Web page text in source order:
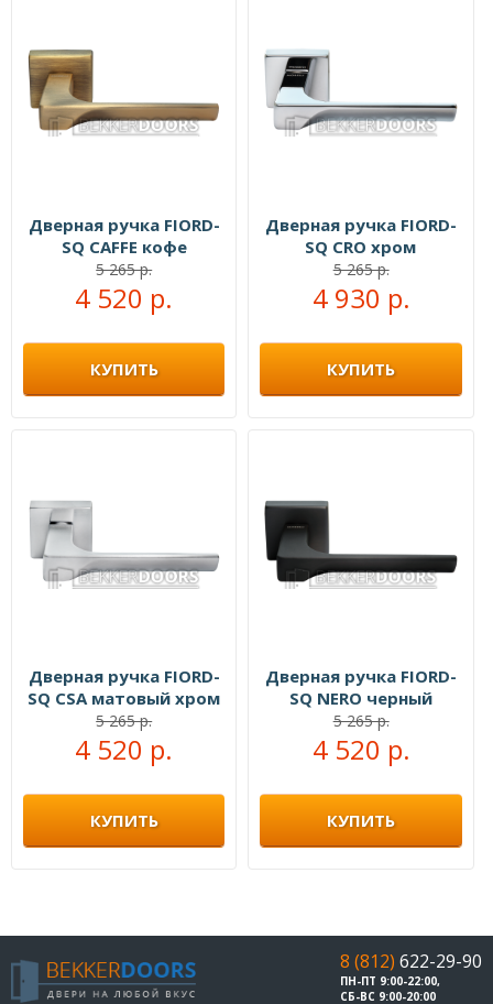
Дверная ручка FIORD-
SQ CAFFE кофе
5 265 р.
4 520 р.
КУПИТЬ
Дверная ручка FIORD-
SQ CRO хром
5 265 р.
4 930 р.
КУПИТЬ
Дверная ручка FIORD-
SQ CSA матовый хром
5 265 р.
4 520 р.
КУПИТЬ
Дверная ручка FIORD-
SQ NERO черный
5 265 р.
4 520 р.
КУПИТЬ
8 (812) 622-29-90
ПН-ПТ 9:00-22:00,
СБ-ВС 9:00-20:00